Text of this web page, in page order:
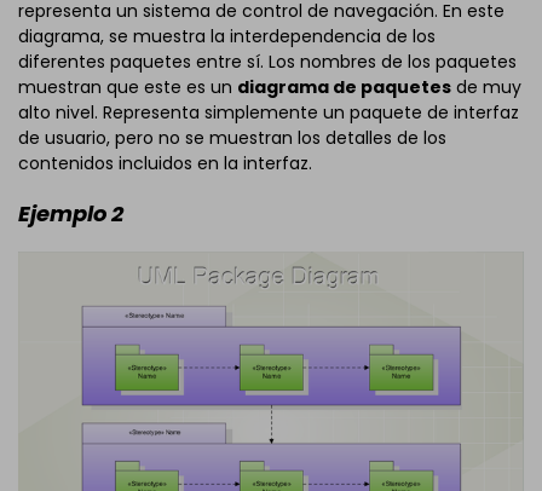
representa un sistema de control de navegación. En este
diagrama, se muestra la interdependencia de los
diferentes paquetes entre sí. Los nombres de los paquetes
muestran que este es un diagrama de paquetes de muy
alto nivel. Representa simplemente un paquete de interfaz
de usuario, pero no se muestran los detalles de los
contenidos incluidos en la interfaz.
Ejemplo 2